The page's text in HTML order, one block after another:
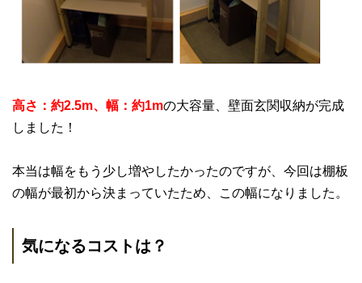
高さ：約2.5m、幅：約1mの大容量、壁面玄関収納が完成
しました！
本当は幅をもう少し増やしたかったのですが、今回は棚板
の幅が最初から決まっていたため、この幅になりました。
気になるコストは？